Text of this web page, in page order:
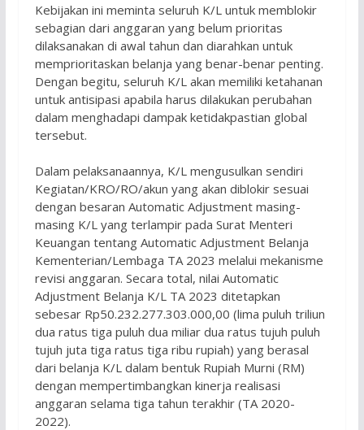
Kebijakan ini meminta seluruh K/L untuk memblokir
sebagian dari anggaran yang belum prioritas
dilaksanakan di awal tahun dan diarahkan untuk
memprioritaskan belanja yang benar-benar penting.
Dengan begitu, seluruh K/L akan memiliki ketahanan
untuk antisipasi apabila harus dilakukan perubahan
dalam menghadapi dampak ketidakpastian global
tersebut.
Dalam pelaksanaannya, K/L mengusulkan sendiri
Kegiatan/KRO/RO/akun yang akan diblokir sesuai
dengan besaran Automatic Adjustment masing-
masing K/L yang terlampir pada Surat Menteri
Keuangan tentang Automatic Adjustment Belanja
Kementerian/Lembaga TA 2023 melalui mekanisme
revisi anggaran. Secara total, nilai Automatic
Adjustment Belanja K/L TA 2023 ditetapkan
sebesar Rp50.232.277.303.000,00 (lima puluh triliun
dua ratus tiga puluh dua miliar dua ratus tujuh puluh
tujuh juta tiga ratus tiga ribu rupiah) yang berasal
dari belanja K/L dalam bentuk Rupiah Murni (RM)
dengan mempertimbangkan kinerja realisasi
anggaran selama tiga tahun terakhir (TA 2020-
2022).